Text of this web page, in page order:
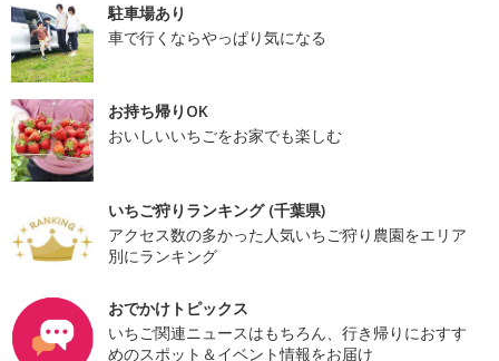
駐車場あり
車で行くならやっぱり気になる
お持ち帰りOK
おいしいいちごをお家でも楽しむ
いちご狩りランキング (千葉県)
アクセス数の多かった人気いちご狩り農園をエリア
別にランキング
おでかけトピックス
いちご関連ニュースはもちろん、行き帰りにおすす
めのスポット＆イベント情報をお届け